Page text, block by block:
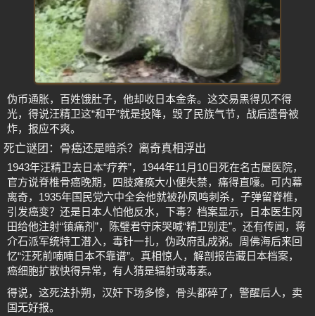
伪币通胀，百姓饿肚子，他却收日本金条。这交易黑得见不得
光，得说汪精卫这“和平”就是投降，毁了民族气节，战后遗骨被
炸，报应不爽。
死亡谜团：骨癌还是暗杀？离奇真相浮出
1943年汪精卫去日本“疗养”，1944年11月10日死在名古屋医院，
官方说脊椎骨癌晚期，四肢瘫痪大小便失禁，痛得直嚎。可内幕
离奇，1935年国民党六中全会他就被孙凤鸣刺杀，子弹留脊椎，
引发癌变？还是日本人怕他反水，下毒？档案显示，日本医生冈
田给他注射“镇痛剂”，陈璧君守床哭喊“精卫别走”。还有传闻，蒋
介石派军统特工潜入，毒针一扎，伪政府乱成粥。周佛海后来回
忆“汪死前喃喃日本不靠谱”。真相惊人，解剖报告藏日本档案，
癌细胞扩散快得异常，有人猜是辐射或毒素。
得说，这死法扑朔，汉奸下场多惨，骨头都碎了，警醒后人，卖
国无好报。